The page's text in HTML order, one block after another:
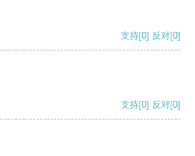
支持[0] 反对[0]
支持[0] 反对[0]